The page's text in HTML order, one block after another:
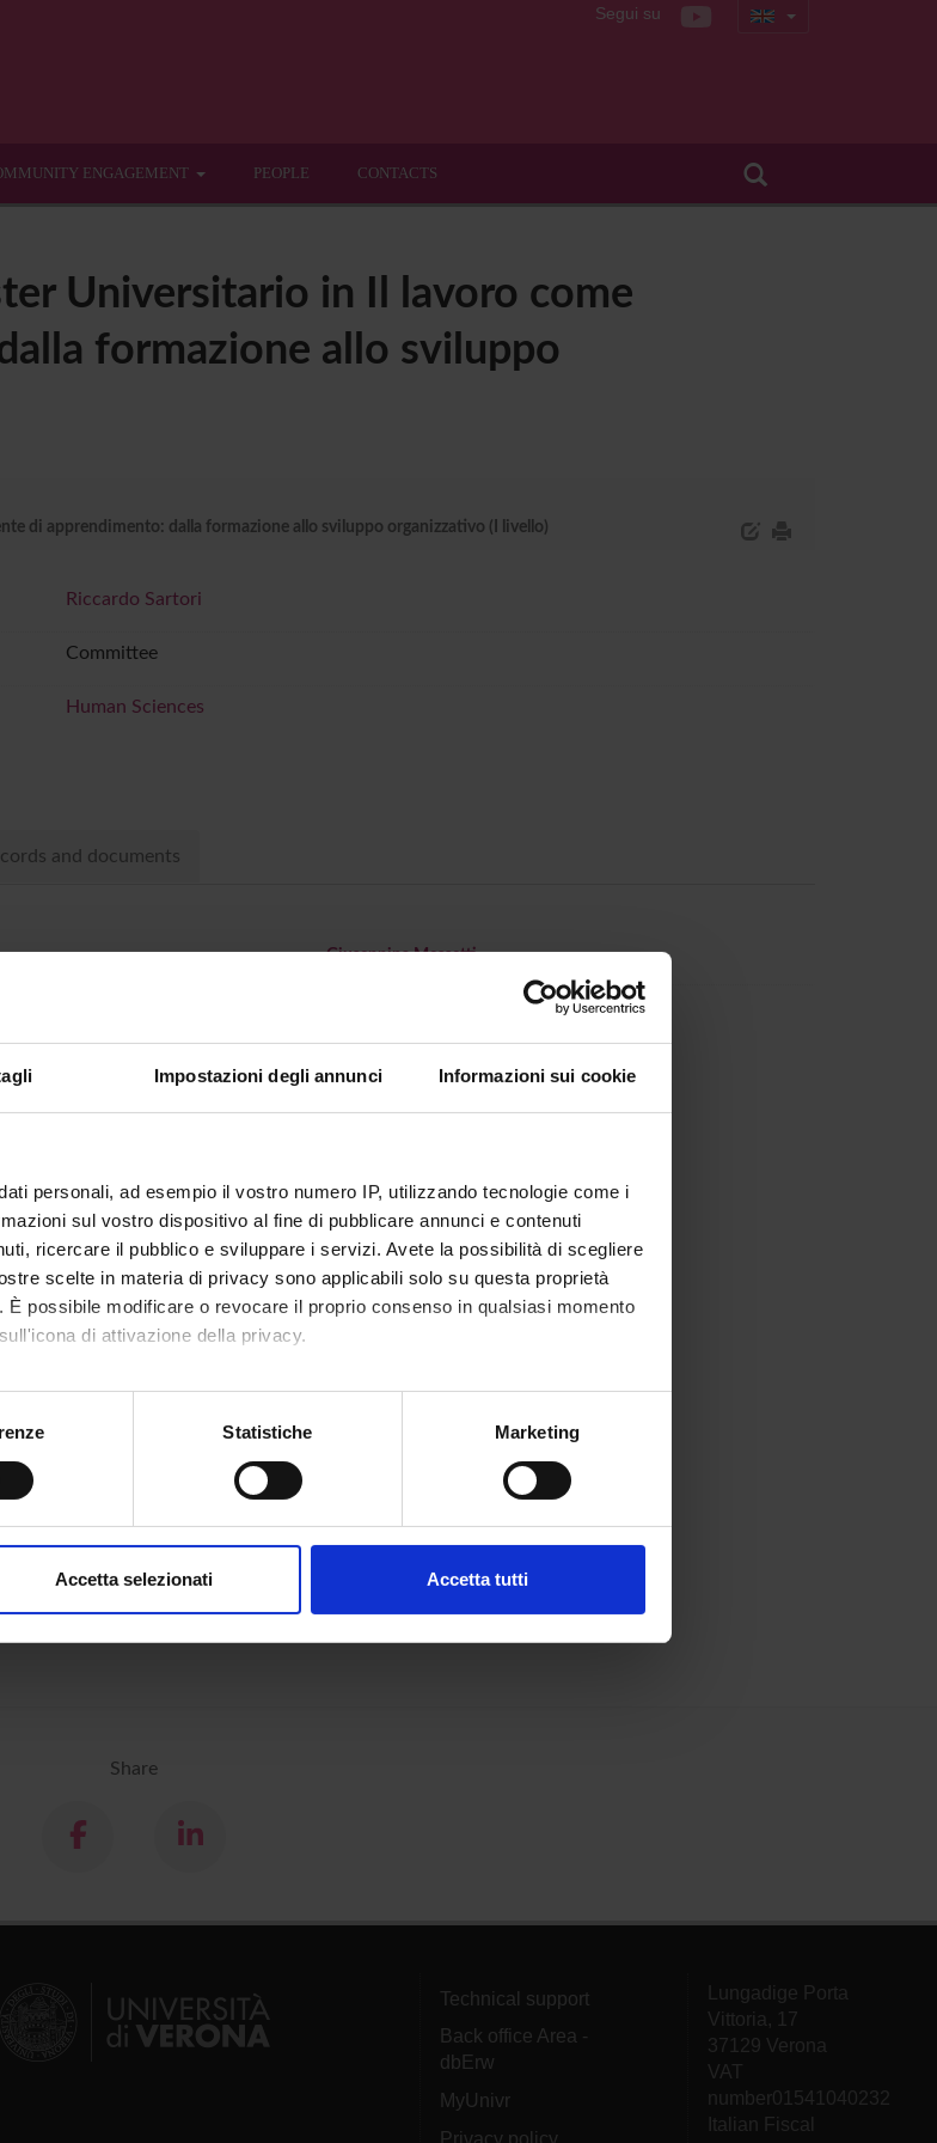
Impostazioni degli annunci Informazioni sui cookie
personali, ad esempio il vostro numero IP, utilizzando tecnologie come i
sul vostro dispositivo al fine di pubblicare annunci e contenuti
ricercare il pubblico e sviluppare i servizi. Avete la possibilità di scegliere
scelte in materia di privacy sono applicabili solo su questa proprietà
possibile modificare o revocare il proprio consenso in qualsiasi momento
di attivazione della privacy.
geografica, con un'approssimazione di qualche metro,
momento dalla Dichiarazione sui cookie.
Statistiche Marketing
Accetta selezionati Accetta tutti
Segui su
ENGAGEMENT PEOPLE CONTACTS
Universitario in Il lavoro come
formazione allo sviluppo
di apprendimento: dalla formazione allo sviluppo organizzativo (I livello)
Riccardo Sartori
Committee
Human Sciences
and documents
Giuseppina Messetti
Share
Technical support
Back office Area -
dbErw
MyUnivr
Privacy policy
Lungadige Porta
Vittoria, 17
37129 Verona
VAT
number01541040232
Italian Fiscal